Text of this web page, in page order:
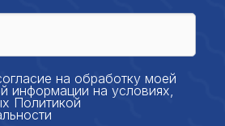
на обработку моей
информации на условиях,
Политикой